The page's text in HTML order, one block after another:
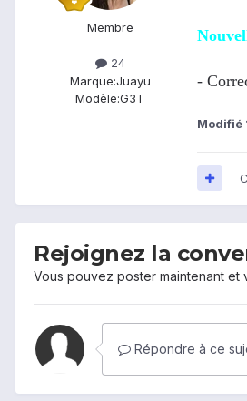
Membre
24
Marque:Juayu
Modèle:G3T
-
Modifié
Rejoignez la
Vous pouvez poster maintenant et
Répondre à ce